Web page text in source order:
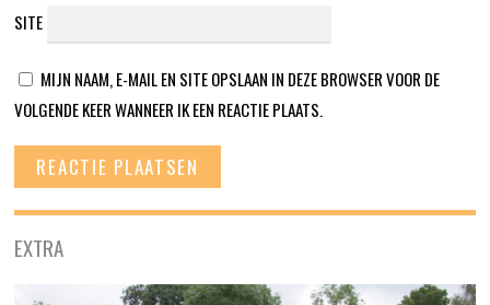
SITE
MIJN NAAM, E-MAIL EN SITE OPSLAAN IN DEZE BROWSER VOOR DE
VOLGENDE KEER WANNEER IK EEN REACTIE PLAATS.
EXTRA